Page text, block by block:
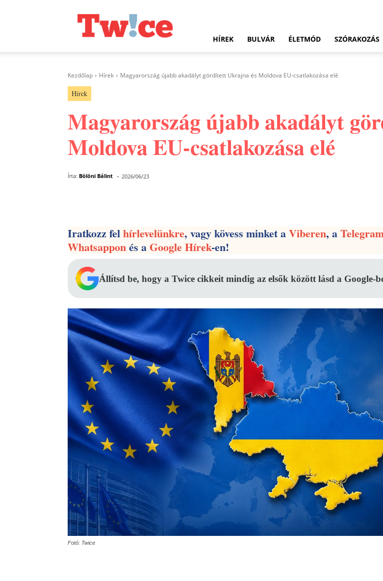
HÍREK BULVÁR ÉLETMÓD SZÓRAKOZÁS
Kezdőlap Hírek Magyarország újabb akadályt gördített Ukrajna és Moldova EU-csatlakozása elé
Hírek
Magyarország újabb akadályt
Moldova EU-csatlakozása elé
Írta: Bölöni Bálint - 2026/06/23
Iratkozz felhírlevelünkre, vagy kövess minket aViberen, a
Whatsapponés aGoogle Hírek-en!
Állítsd be, hogy a Twice cikkeit mindig az elsők között lásd a Google-
Fotó: Twice